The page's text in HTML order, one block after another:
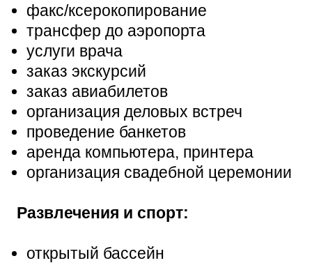
факс/ксерокопирование
трансфер до аэропорта
услуги врача
заказ экскурсий
заказ авиабилетов
организация деловых встреч
проведение банкетов
аренда компьютера, принтера
организация свадебной церемонии
Развлечения и спорт:
открытый бассейн